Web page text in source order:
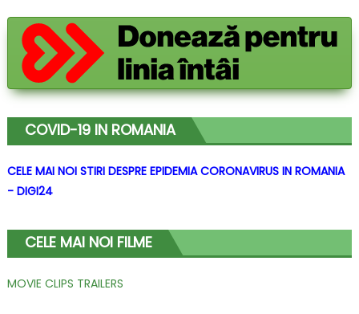
COVID-19 IN ROMANIA
CELE MAI NOI STIRI DESPRE EPIDEMIA CORONAVIRUS IN ROMANIA
- DIGI24
CELE MAI NOI FILME
MOVIE CLIPS TRAILERS